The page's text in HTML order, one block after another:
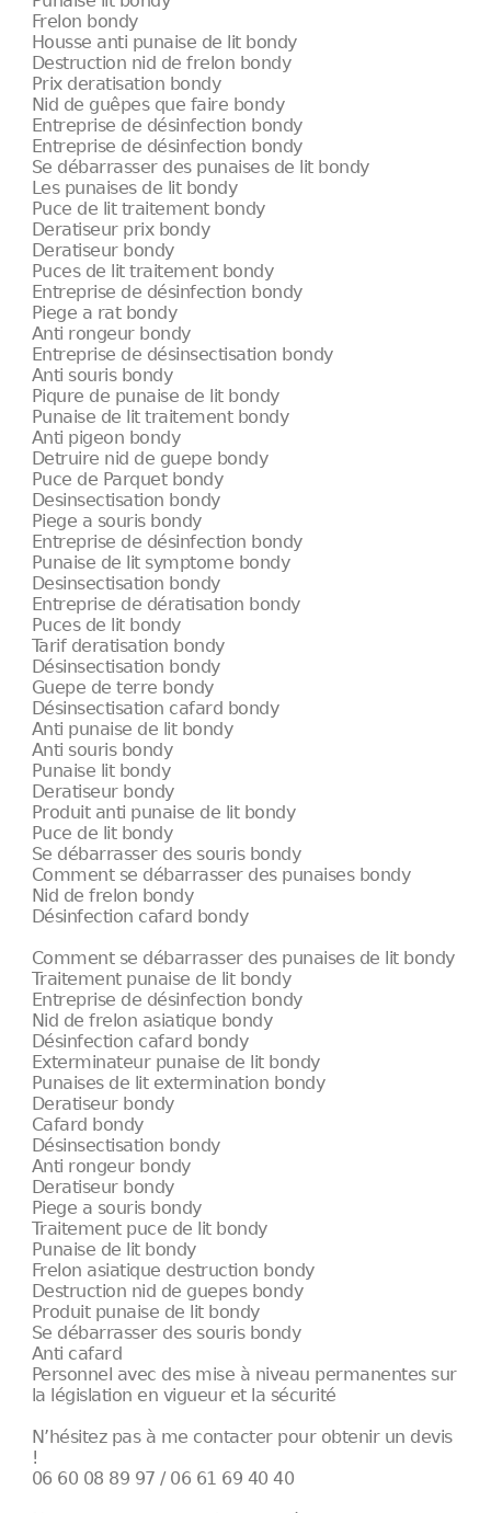
Frelon bondy
Housse anti punaise de lit bondy
Destruction nid de frelon bondy
Prix deratisation bondy
Nid de guêpes que faire bondy
Entreprise de désinfection bondy
Entreprise de désinfection bondy
Se débarrasser des punaises de lit bondy
Les punaises de lit bondy
Puce de lit traitement bondy
Deratiseur prix bondy
Deratiseur bondy
Puces de lit traitement bondy
Entreprise de désinfection bondy
Piege a rat bondy
Anti rongeur bondy
Entreprise de désinsectisation bondy
Anti souris bondy
Piqure de punaise de lit bondy
Punaise de lit traitement bondy
Anti pigeon bondy
Detruire nid de guepe bondy
Puce de Parquet bondy
Desinsectisation bondy
Piege a souris bondy
Entreprise de désinfection bondy
Punaise de lit symptome bondy
Desinsectisation bondy
Entreprise de dératisation bondy
Puces de lit bondy
Tarif deratisation bondy
Désinsectisation bondy
Guepe de terre bondy
Désinsectisation cafard bondy
Anti punaise de lit bondy
Anti souris bondy
Punaise lit bondy
Deratiseur bondy
Produit anti punaise de lit bondy
Puce de lit bondy
Se débarrasser des souris bondy
Comment se débarrasser des punaises bondy
Nid de frelon bondy
Désinfection cafard bondy
Comment se débarrasser des punaises de lit bondy
Traitement punaise de lit bondy
Entreprise de désinfection bondy
Nid de frelon asiatique bondy
Désinfection cafard bondy
Exterminateur punaise de lit bondy
Punaises de lit extermination bondy
Deratiseur bondy
Cafard bondy
Désinsectisation bondy
Anti rongeur bondy
Deratiseur bondy
Piege a souris bondy
Traitement puce de lit bondy
Punaise de lit bondy
Frelon asiatique destruction bondy
Destruction nid de guepes bondy
Produit punaise de lit bondy
Se débarrasser des souris bondy
Anti cafard
Personnel avec des mise à niveau permanentes sur
la législation en vigueur et la sécurité
N’hésitez pas à me contacter pour obtenir un devis
!
06 60 08 89 97 / 06 61 69 40 40